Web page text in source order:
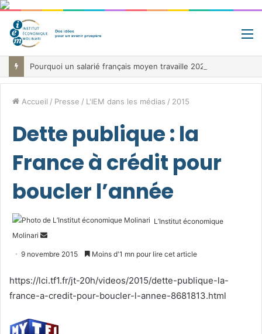
Accueil / Presse / L'IEM dans les médias / 2015
Dette publique : la
France à crédit pour
boucler l’année
L’Institut économique
Molinari
Envoyer
9 novembre 2015 Moins d'1 mn pour lire cet article
https://lci.tf1.fr/jt-20h/videos/2015/dette-publique-la-
france-a-credit-pour-boucler-l-annee-8681813.html